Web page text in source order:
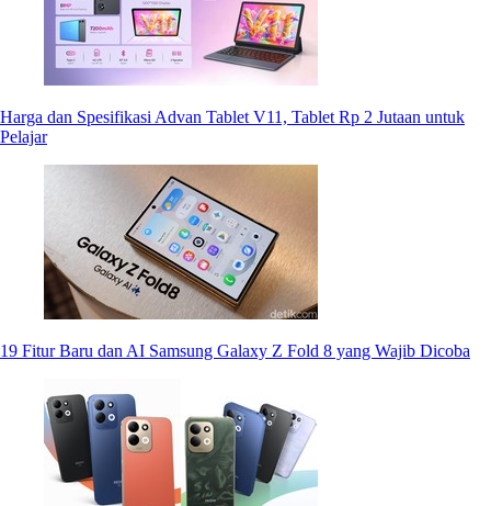
Harga dan Spesifikasi Advan Tablet V11, Tablet Rp 2 Jutaan untuk
Pelajar
19 Fitur Baru dan AI Samsung Galaxy Z Fold 8 yang Wajib Dicoba